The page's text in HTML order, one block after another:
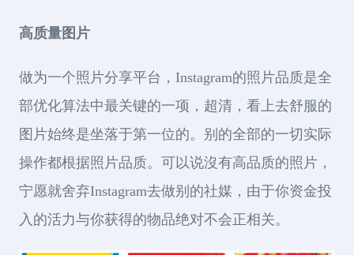
高质量图片
做为一个照片分享平台，Instagram的照片品质是全
部优化算法中最关键的一项，超清，看上去舒服的
图片始终是坐落于第一位的。别的全部的一切实际
操作都根据照片品质。可以说沒有高品质的照片，
宁愿就舍弃Instagram去做别的社媒，由于你资金投
入的活力与你获得的物品绝对不会正相关。